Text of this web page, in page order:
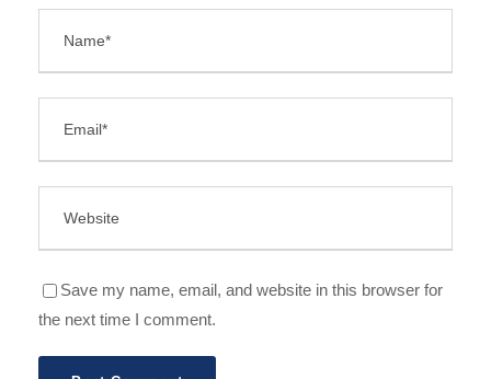
Save my name, email, and website in this browser for
the next time I comment.